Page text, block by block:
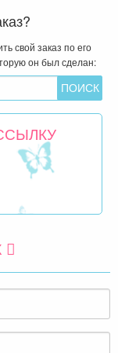
свой заказ по его
он был сделан: